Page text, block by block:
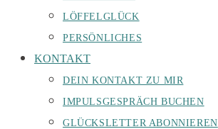
LÖFFELGLÜCK
PERSÖNLICHES
KONTAKT
DEIN KONTAKT ZU MIR
IMPULSGESPRÄCH BUCHEN
GLÜCKSLETTER ABONNIEREN